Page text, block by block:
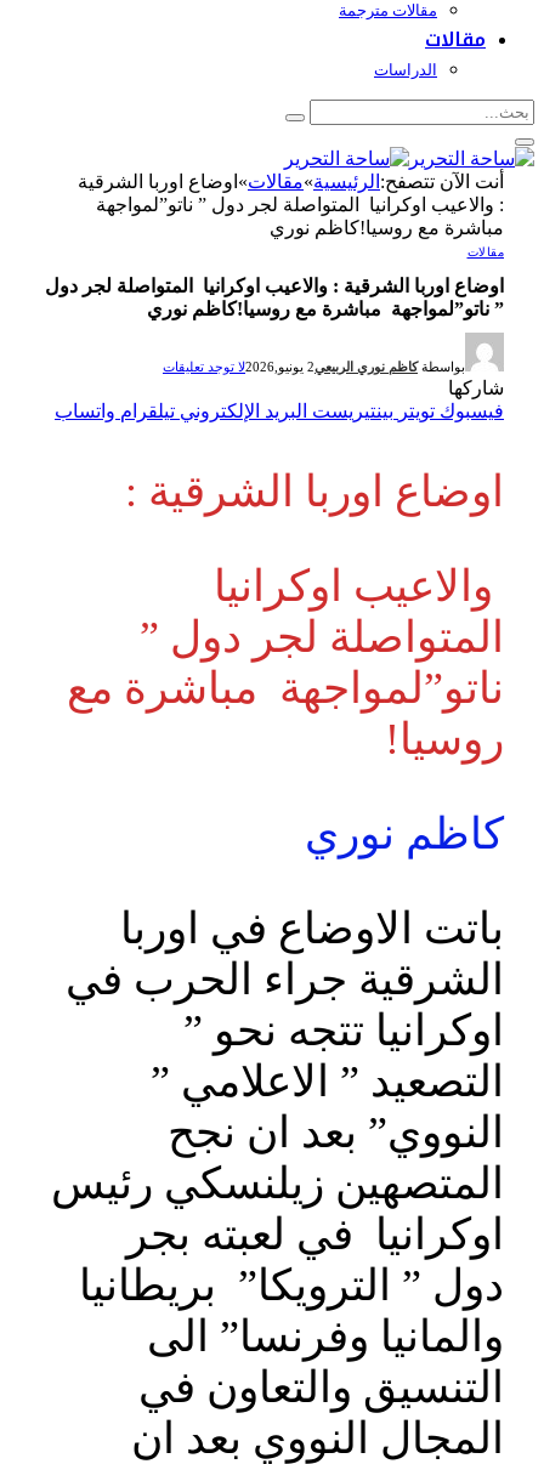
مقالات مترجمة
مقالات
الدراسات
أنت الآن تتصفح:الرئيسية»مقالات»اوضاع اوربا الشرقية
: والاعيب اوكرانيا المتواصلة لجر دول ” ناتو”لمواجهة
مباشرة مع روسيا!كاظم نوري
مقالات
اوضاع اوربا الشرقية : والاعيب اوكرانيا المتواصلة لجر دول
” ناتو”لمواجهة مباشرة مع روسيا!كاظم نوري
بواسطة كاظم نوري الربيعي2 يونيو,2026 لا توجد تعليقات
شاركها
فيسبوك تويتر بينتيريست البريد الإلكتروني تيلقرام واتساب
اوضاع اوربا الشرقية :
والاعيب اوكرانيا
المتواصلة لجر دول ”
ناتو”لمواجهة مباشرة مع
روسيا!
كاظم نوري
باتت الاوضاع في اوربا
الشرقية جراء الحرب في
اوكرانيا تتجه نحو ”
التصعيد ” الاعلامي ”
النووي” بعد ان نجح
المتصهين زيلنسكي رئيس
اوكرانيا في لعبته بجر
دول ” الترويكا” بريطانيا
والمانيا وفرنسا” الى
التنسيق والتعاون في
المجال النووي بعد ان